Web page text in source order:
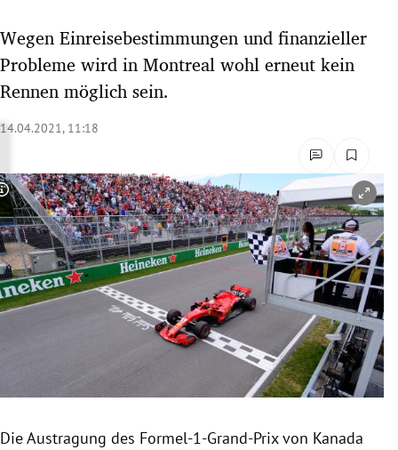
Untermenü
Untermenü
Untermenü
Untermenü
Untermenü
Wegen Einreisebestimmungen und finanzieller
Probleme wird in Montreal wohl erneut kein
Rennen möglich sein.
14.04.2021, 11:18
Copyright-Hinweis öffnen/schließen
Die Austragung des Formel-1-Grand-Prix von Kanada